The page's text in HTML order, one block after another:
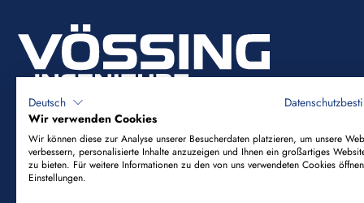
Vössing Ingenieurgesellschaft mbH
Deutsch
Wir verwenden Cookies
Wir können diese zur Analyse unserer Besucherdaten platzieren, um unsere
verbessern, personalisierte Inhalte anzuzeigen und Ihnen ein großartiges
zu bieten. Für weitere Informationen zu den von uns verwendeten Cookies
Einstellungen.